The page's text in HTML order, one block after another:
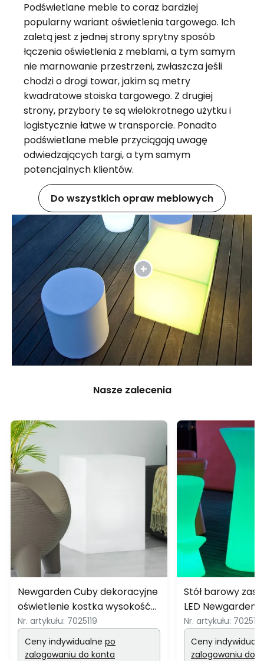
Podświetlane meble to coraz bardziej
popularny wariant oświetlenia targowego. Ich
zaletą jest z jednej strony sprytny sposób
łączenia oświetlenia z meblami, a tym samym
nie marnowanie przestrzeni, zwłaszcza jeśli
chodzi o drogi towar, jakim są metry
kwadratowe stoiska targowego. Z drugiej
strony, przybory te są wielokrotnego użytku i
logistycznie łatwe w transporcie. Ponadto
podświetlane meble przyciągają uwagę
odwiedzających targi, a tym samym
potencjalnych klientów.
Do wszystkich opraw meblowych
Nasze zalecenia
Newgarden Cuby dekoracyjne
oświetlenie kostka wysokość
53cm
Nr. artykułu: 7025119
Ceny indywidualne po
zalogowaniu do konta
Stół barowy
LED Newgarden
110 cm
Nr. artykułu:
Ceny
zalogowaniu do